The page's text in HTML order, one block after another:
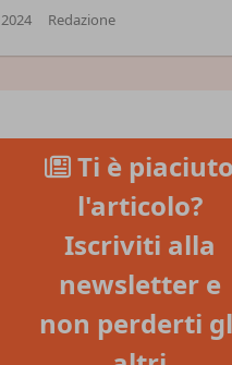
Redazione
Ti è piaciuto
l'articolo?
Iscriviti alla
newsletter e
non perderti